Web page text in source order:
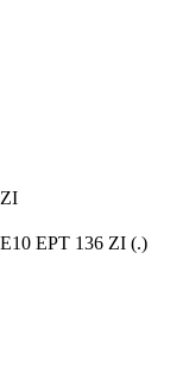
EPT 136 ZI (.)